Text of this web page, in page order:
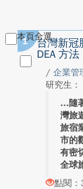
本頁全選
1
台灣新冠
DEA 方法
/ 企業管
研究生
隨
灣旅
旅宿
市的
有密
全球
點閱